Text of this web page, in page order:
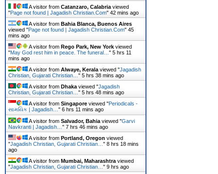
A visitor from Catanzaro, Calabria viewed
"Page not found | Jagadish Christian.Com" 42 mins ago
A visitor from Bahia Blanca, Buenos Aires
viewed "Page not found | Jagadish Christian.Com" 45
mins ago
A visitor from Rego Park, New York viewed
"May God rest him in peace. The funeral… " 5 hrs 11
mins ago
A visitor from Alwaye, Kerala viewed "Jagadish
Christian, Gujarati Christian… " 5 hrs 38 mins ago
A visitor from Dhaka viewed "Jagadish
Christian, Gujarati Christian… " 5 hrs 48 mins ago
A visitor from Singapore viewed "Periodicals -
સામયિક | Jagadish… " 6 hrs 11 mins ago
A visitor from Salvador, Bahia viewed "Garvi
Navkranti | Jagadish… " 7 hrs 46 mins ago
A visitor from Portland, Oregon viewed
"Jagadish Christian, Gujarati Christian… " 8 hrs 18 mins
ago
A visitor from Mumbai, Maharashtra viewed
"Jagadish Christian, Gujarati Christian… " 9 hrs ago